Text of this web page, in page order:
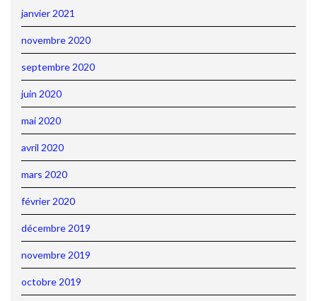
janvier 2021
novembre 2020
septembre 2020
juin 2020
mai 2020
avril 2020
mars 2020
février 2020
décembre 2019
novembre 2019
octobre 2019